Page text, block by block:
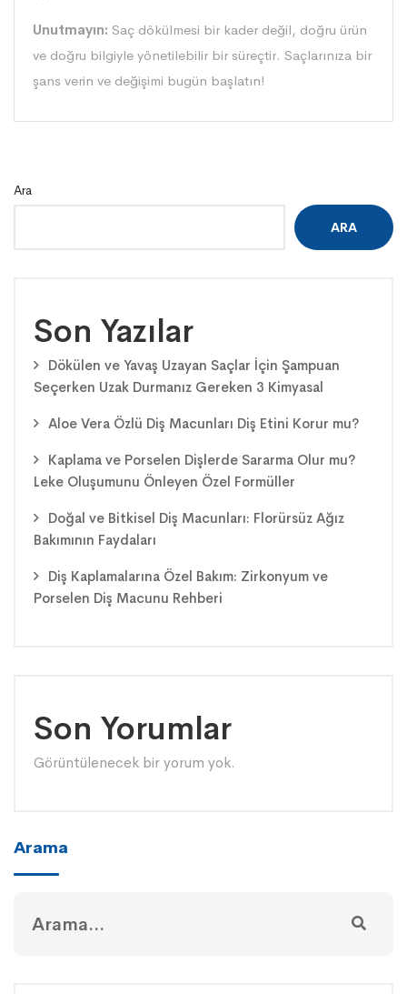
Unutmayın: Saç dökülmesi bir kader değil, doğru ürün
ve doğru bilgiyle yönetilebilir bir süreçtir. Saçlarınıza bir
şans verin ve değişimi bugün başlatın!
Ara
ARA
Son Yazılar
Dökülen ve Yavaş Uzayan Saçlar İçin Şampuan
Seçerken Uzak Durmanız Gereken 3 Kimyasal
Aloe Vera Özlü Diş Macunları Diş Etini Korur mu?
Kaplama ve Porselen Dişlerde Sararma Olur mu?
Leke Oluşumunu Önleyen Özel Formüller
Doğal ve Bitkisel Diş Macunları: Florürsüz Ağız
Bakımının Faydaları
Diş Kaplamalarına Özel Bakım: Zirkonyum ve
Porselen Diş Macunu Rehberi
Son Yorumlar
Görüntülenecek bir yorum yok.
Arama